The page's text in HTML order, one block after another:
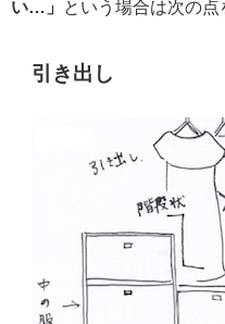
い…」
という場合は次の点
引き出し